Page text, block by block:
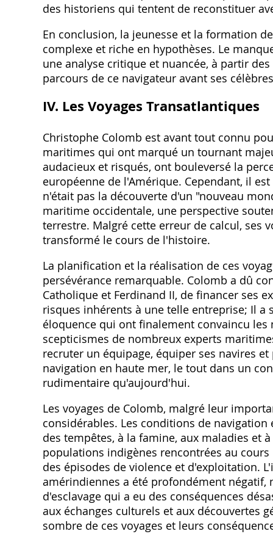
des historiens qui tentent de reconstituer
En conclusion, la jeunesse et la formation
complexe et riche en hypothèses. Le
une analyse critique et nuancée, à partir
parcours de ce navigateur avant ses
IV. Les Voyages Transatlantiques
Christophe Colomb est avant tout connu
maritimes qui ont marqué un tournant
audacieux et risqués, ont bouleversé la
européenne de l'Amérique. Cependant, il
n'était pas la découverte d'un "nouveau
maritime occidentale, une perspective
terrestre. Malgré cette erreur de calcul, ses
transformé le cours de l'histoire.
La planification et la réalisation de ces
persévérance remarquable. Colomb a dû
Catholique et Ferdinand II, de financer ses
risques inhérents à une telle entreprise; Il
éloquence qui ont finalement convaincu
scepticismes de nombreux experts
recruter un équipage, équiper ses navires
navigation en haute mer, le tout dans un
rudimentaire qu'aujourd'hui.
Les voyages de Colomb, malgré leur
considérables. Les conditions de
des tempêtes, à la famine, aux maladies et
populations indigènes rencontrées au
des épisodes de violence et d'exploitation.
amérindiennes a été profondément
d'esclavage qui a eu des conséquences
aux échanges culturels et aux découvertes
sombre de ces voyages et leurs